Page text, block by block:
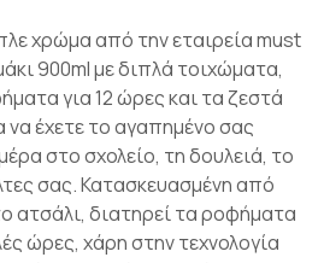
χρώμα από την εταιρεία must
900ml με διπλά τοιχώματα,
για 12 ώρες και τα ζεστά
να έχετε το αγαπημένο σας
στο σχολείο, τη δουλειά, το
σας. Κατασκευασμένη από
ατσάλι, διατηρεί τα ροφήματα
ώρες, χάρη στην τεχνολογία